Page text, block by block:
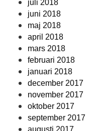
juli 2018
juni 2018
maj 2018
april 2018
mars 2018
februari 2018
januari 2018
december 2017
november 2017
oktober 2017
september 2017